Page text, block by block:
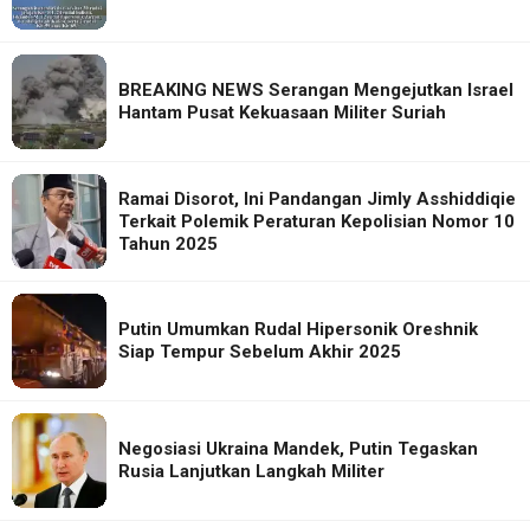
BREAKING NEWS Serangan Mengejutkan Israel
Hantam Pusat Kekuasaan Militer Suriah
Ramai Disorot, Ini Pandangan Jimly Asshiddiqie
Terkait Polemik Peraturan Kepolisian Nomor 10
Tahun 2025
Putin Umumkan Rudal Hipersonik Oreshnik
Siap Tempur Sebelum Akhir 2025
Negosiasi Ukraina Mandek, Putin Tegaskan
Rusia Lanjutkan Langkah Militer